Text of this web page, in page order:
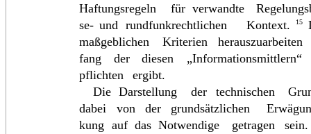
Haftungsregeln
für verwandte
se- und rundfunkrechtlichen Kontext. 15
maßgeblichen
Kriterien
herauszuarbeiten
fang
der diesen
„Informationsmittlern“
pflichten
ergibt.
Die Darstellung der technischen
dabei
von der grundsätzlichen
kung
auf das Notwendige getragen
sein.